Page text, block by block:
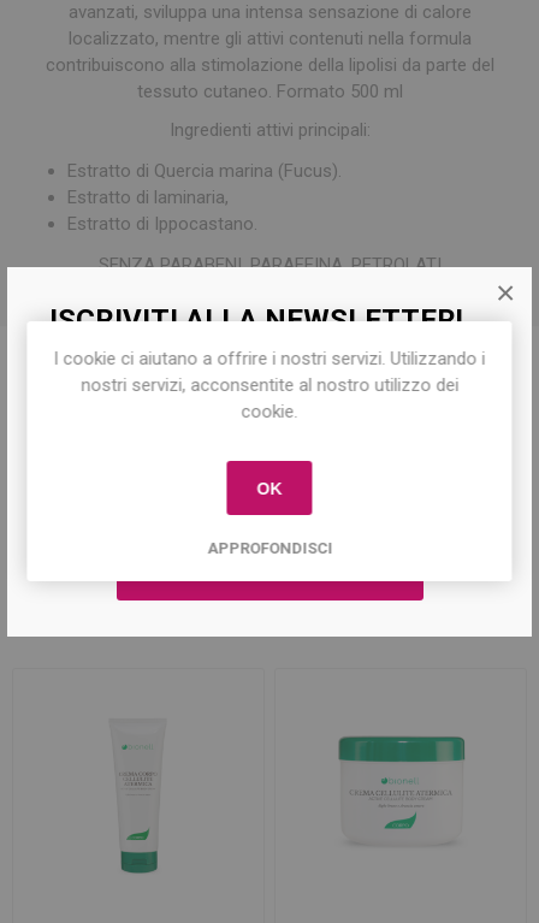
ISCRIVITI ALLA NEWSLETTER!
Iscriviti per conoscere le nostre ultime
offerte e ricevere il10% di sconto
×
avanzati, sviluppa una intensa sensazione di calore
localizzato, mentre gli attivi contenuti nella formula
contribuiscono alla stimolazione della lipolisi da parte del
tessuto cutaneo. Formato 500 ml
Ingredienti attivi principali:
Estratto di Quercia marina (Fucus).
Estratto di laminaria,
Estratto di Ippocastano.
SENZA PARABENI, PARAFFINA, PETROLATI.
Tag del prodotto
(8), corpo (24)
rassodante
I cookie ci aiutano a offrire i nostri servizi. Utilizzando i
nostri servizi, acconsentite al nostro utilizzo dei
cookie.
OK
APPROFONDISCI